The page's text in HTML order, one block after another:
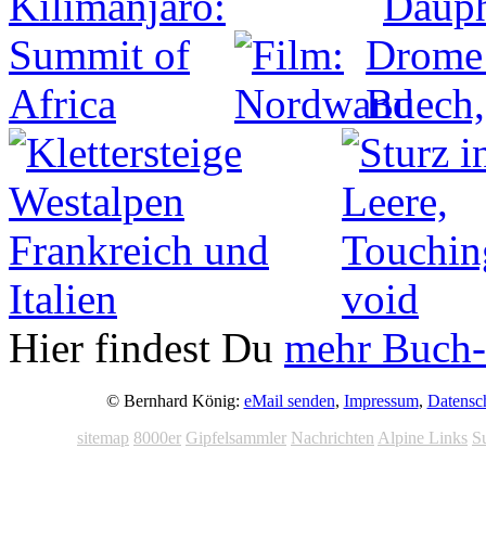
Hier findest Du mehr
© Bernhard König: eMail senden, Impressum,
sitemap 8000er Gipfelsammler Nachrichten Alpine Links